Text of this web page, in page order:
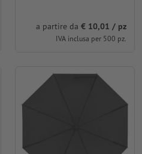
a partire da € 10,01 / pz
IVA inclusa per 500 pz.